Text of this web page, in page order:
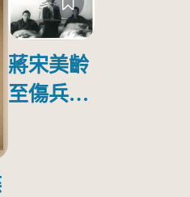
蔣宋美齡
至傷兵醫
傷日本戰